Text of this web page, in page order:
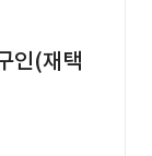
인(재택